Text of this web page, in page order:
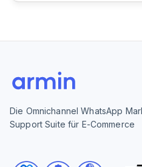
Die Omnichannel WhatsApp
Support Suite für E-Commerce